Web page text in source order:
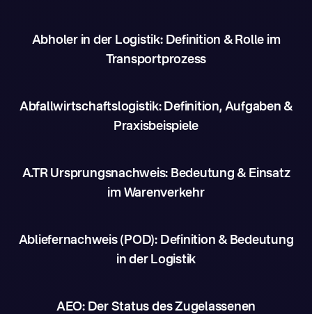
Abholer in der Logistik: Definition & Rolle im
Transportprozess
Abfallwirtschaftslogistik: Definition, Aufgaben &
Praxisbeispiele
A.TR Ursprungsnachweis: Bedeutung & Einsatz
im Warenverkehr
Abliefernachweis (POD): Definition & Bedeutung
in der Logistik
AEO: Der Status des Zugelassenen